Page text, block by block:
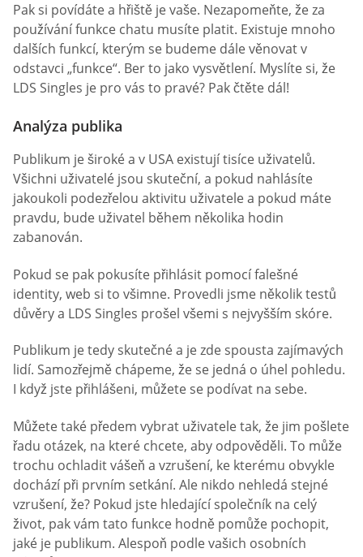
Pak si povídáte a hřiště je vaše. Nezapomeňte, že za
používání funkce chatu musíte platit. Existuje mnoho
dalších funkcí, kterým se budeme dále věnovat v
odstavci „funkce“. Ber to jako vysvětlení. Myslíte si, že
LDS Singles je pro vás to pravé? Pak čtěte dál!
Analýza publika
Publikum je široké a v USA existují tisíce uživatelů.
Všichni uživatelé jsou skuteční, a pokud nahlásíte
jakoukoli podezřelou aktivitu uživatele a pokud máte
pravdu, bude uživatel během několika hodin
zabanován.
Pokud se pak pokusíte přihlásit pomocí falešné
identity, web si to všimne. Provedli jsme několik testů
důvěry a LDS Singles prošel všemi s nejvyšším skóre.
Publikum je tedy skutečné a je zde spousta zajímavých
lidí. Samozřejmě chápeme, že se jedná o úhel pohledu.
I když jste přihlášeni, můžete se podívat na sebe.
Můžete také předem vybrat uživatele tak, že jim pošlete
řadu otázek, na které chcete, aby odpověděli. To může
trochu ochladit vášeň a vzrušení, ke kterému obvykle
dochází při prvním setkání. Ale nikdo nehledá stejné
vzrušení, že? Pokud jste hledající společník na celý
život, pak vám tato funkce hodně pomůže pochopit,
jaké je publikum. Alespoň podle vašich osobních